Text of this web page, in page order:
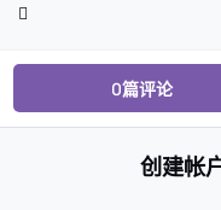
0篇评论
创建帐